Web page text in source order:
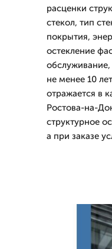
расценки
стекол, тип
покрытия,
остекление
не менее 10
отражается в
Ростова-на-
структурное
а при заказе